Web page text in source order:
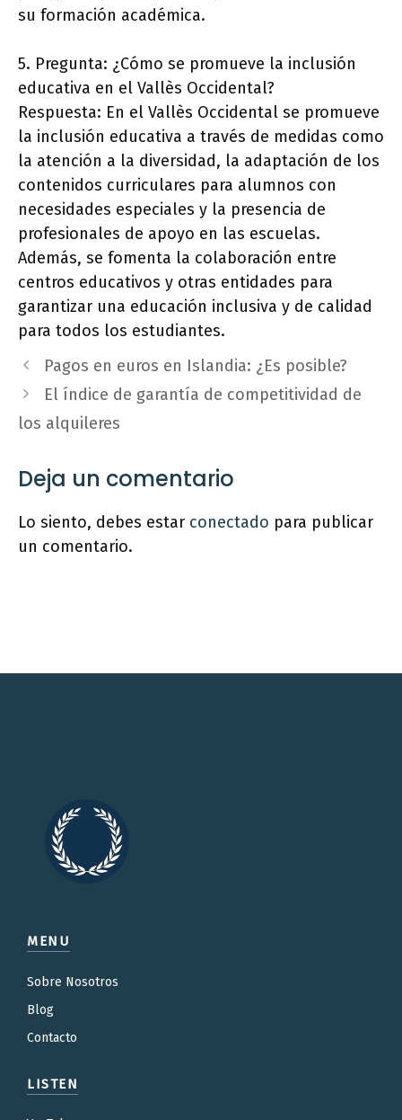
su formación académica.
5. Pregunta: ¿Cómo se promueve la inclusión
educativa en el Vallès Occidental?
Respuesta: En el Vallès Occidental se promueve
la inclusión educativa a través de medidas como
la atención a la diversidad, la adaptación de los
contenidos curriculares para alumnos con
necesidades especiales y la presencia de
profesionales de apoyo en las escuelas.
Además, se fomenta la colaboración entre
centros educativos y otras entidades para
garantizar una educación inclusiva y de calidad
para todos los estudiantes.
Pagos en euros en Islandia: ¿Es posible?
El índice de garantía de competitividad de
los alquileres
Deja un comentario
Lo siento, debes estar conectado para publicar
un comentario.
MENU
Sobre Nosotros
Blog
Contacto
LISTEN